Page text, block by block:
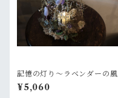
記憶の灯り〜ラベンダーの風
¥5,060